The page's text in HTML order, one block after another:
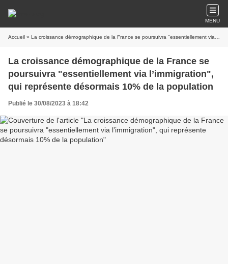
MENU
Accueil » La croissance démographique de la France se poursuivra "essentiellement via l’immigration", qui représente désormais 10% de la population
La croissance démographique de la France se
poursuivra "essentiellement via l’immigration",
qui représente désormais 10% de la population
Publié le 30/08/2023 à 18:42